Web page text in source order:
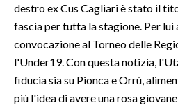
EVENTI
#CARAUNIONE
3 MINUTI CON
destro ex Cus Cagliari è stato il
fascia per tutta la stagione. Per lui
convocazione al Torneo delle
l'Under19. Con questa notizia,
fiducia sia su Pionca e Orrù,
più l'idea di avere una rosa